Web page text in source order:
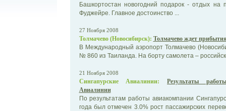
Башкортостан новогодний подарок - отдых на
Фуджейре. Главное достоинство ...
27 Ноября 2008
Толмачево (Новосибирск): Толмачево ждет
В Международный аэропорт Толмачево
№ 860 из Таиланда. На борту самолета –
21 Ноября 2008
Сингапурские Авиалинии:
Результаты
Авиалинии
По результатам работы авиакомпании
года был отмечен 3.0% рост пассажирских